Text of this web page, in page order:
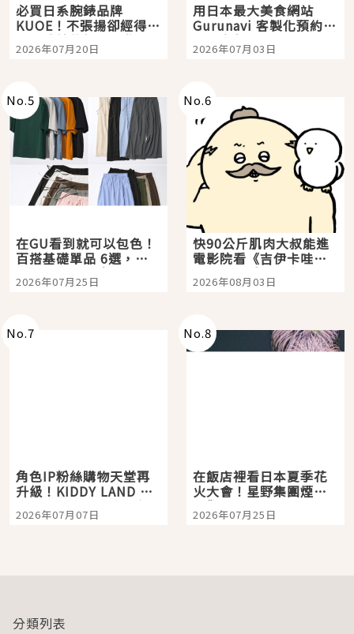
必買日系腕錶品牌
KUOE！不張揚卻經得起
時間洗鍊的經典之作五
選
2026年07月20日
用日本最大美食網站
Gurunavi 客製化預約九
大都市餐廳，打造專屬
美食體驗！
2026年07月03日
No.5
在GU看到就可以包色！
百搭基礎單品 6選，閉
眼全收也不心疼
2026年07月25日
No.6
快90公斤肌肉大叔能進
電影院看《吉伊卡哇》
嗎？日本重金屬樂團
「打首」會長與nagano
2026年08月03日
No.7
角色IP粉絲購物天堂再
升級！KIDDY LAND 原
宿店吉伊卡哇迎客，新
開幕 OMOKADO 店3分
2026年07月07日
No.8
在飯店裡看日本夏季花
火大會！星野集團煙火
景觀飯店6選，讓你不用
人擠人悠閒欣賞
2026年07月25日
分類列表